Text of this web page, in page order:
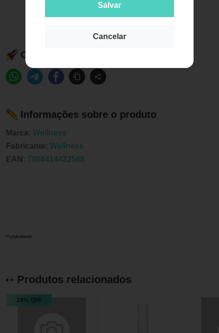
Salvar
Cancelar
Compartilhe esse produto:
Informações sobre o produto
Marca: Wellness
Fabricante: Wellness
EAN: 7908414422568
Publicidade
Produtos relacionados
28% OFF